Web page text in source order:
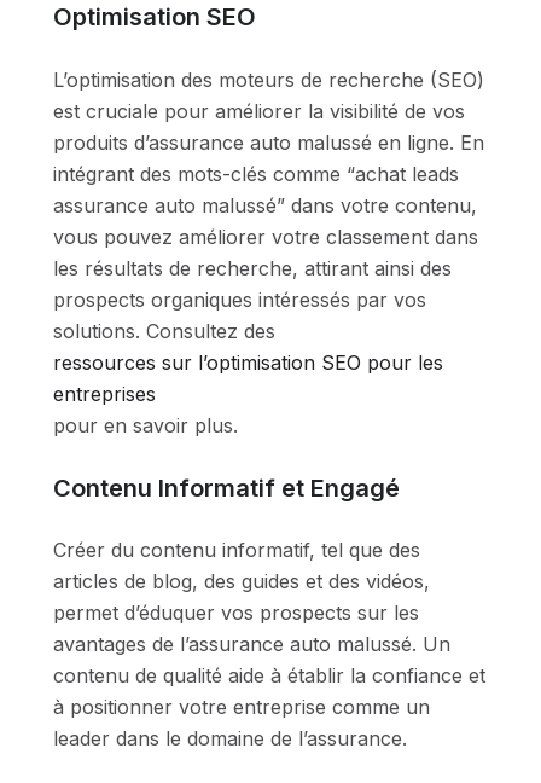
Optimisation SEO
L’optimisation des moteurs de recherche (SEO)
est cruciale pour améliorer la visibilité de vos
produits d’assurance auto malussé en ligne. En
intégrant des mots-clés comme “achat leads
assurance auto malussé” dans votre contenu,
vous pouvez améliorer votre classement dans
les résultats de recherche, attirant ainsi des
prospects organiques intéressés par vos
solutions. Consultez des
ressources sur l’optimisation SEO pour les
entreprises
pour en savoir plus.
Contenu Informatif et Engagé
Créer du contenu informatif, tel que des
articles de blog, des guides et des vidéos,
permet d’éduquer vos prospects sur les
avantages de l’assurance auto malussé. Un
contenu de qualité aide à établir la confiance et
à positionner votre entreprise comme un
leader dans le domaine de l’assurance.